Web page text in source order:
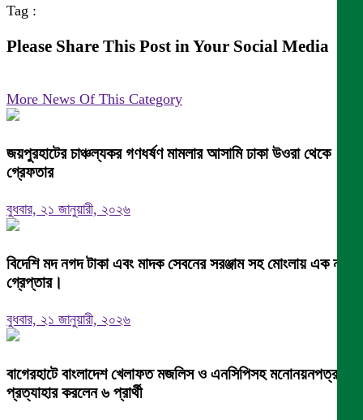
Tag :
Please Share This Post in Your Social Media
More News Of This Category
জয়পুরহাটের চাঞ্চল্যকর গণধর্ষণ মামলার আসামি ঢাকা উওরা থেকে
গ্রেফতার
বুধবার, ২১ জানুয়ারী, ২০২৬
বিদেশি মদ নগদ টাকা এবং মাদক সেবনের সরঞ্জাম সহ মোংলায় এক নারী
গ্রেপ্তার।
বুধবার, ২১ জানুয়ারী, ২০২৬
বাগেরহাটে বাংলাদেশ খেলাফত মজলিস ও এনসিপিসহ মনোনয়নপত্র
প্রত্যাহার করলেন ৬ প্রার্থী